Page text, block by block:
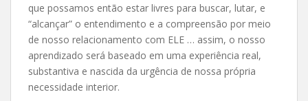
que possamos então estar livres para buscar, lutar, e
“alcançar” o entendimento e a compreensão por meio
de nosso relacionamento com ELE … assim, o nosso
aprendizado será baseado em uma experiência real,
substantiva e nascida da urgência de nossa própria
necessidade interior.